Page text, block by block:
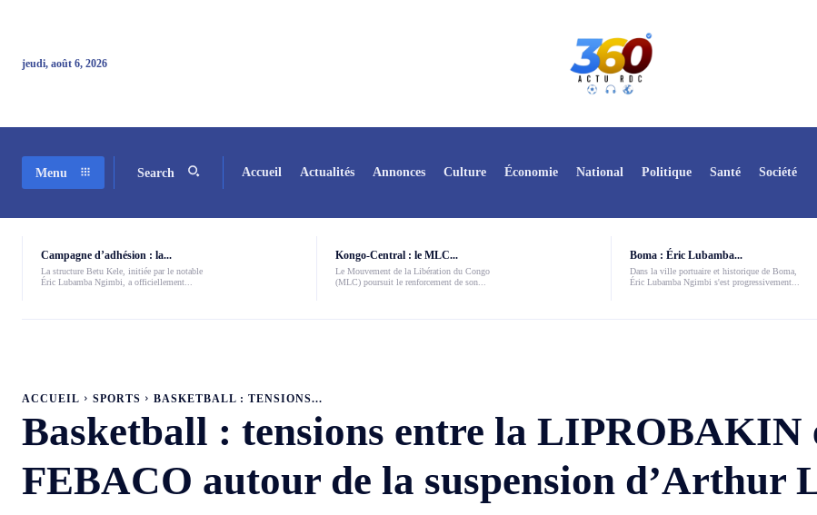
jeudi, août 6, 2026
Menu Search Accueil Actualités Annonces Culture Économie National Politique Santé Société
Campagne d’adhésion : la...
La structure Betu Kele, initiée par le notable
Éric Lubamba Ngimbi, a officiellement...
Kongo-Central : le MLC...
Le Mouvement de la Libération du Congo
(MLC) poursuit le renforcement de son...
Boma : Éric Lubamba...
Dans la ville portuaire et historique de Boma,
Éric Lubamba Ngimbi s'est progressivement...
ACCUEIL SPORTS BASKETBALL : TENSIONS...
Basketball : tensions entre la LIPROBAKIN
FEBACO autour de la suspension d’Arthur